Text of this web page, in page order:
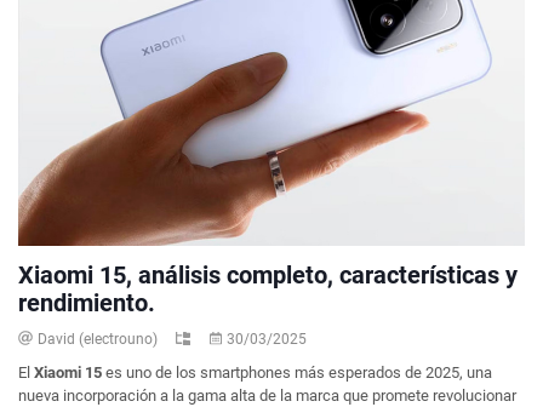
Xiaomi 15, análisis completo, características y
rendimiento.
David (electrouno) 30/03/2025
El Xiaomi 15 es uno de los smartphones más esperados de 2025, una
nueva incorporación a la gama alta de la marca que promete revolucionar